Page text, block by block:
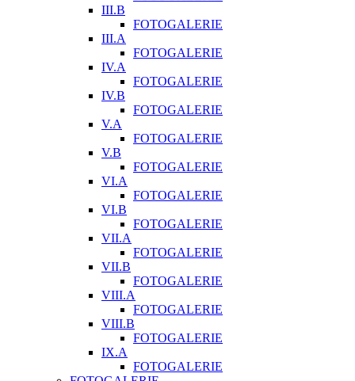
III.B
FOTOGALERIE
III.A
FOTOGALERIE
IV.A
FOTOGALERIE
IV.B
FOTOGALERIE
V.A
FOTOGALERIE
V.B
FOTOGALERIE
VI.A
FOTOGALERIE
VI.B
FOTOGALERIE
VII.A
FOTOGALERIE
VII.B
FOTOGALERIE
VIII.A
FOTOGALERIE
VIII.B
FOTOGALERIE
IX.A
FOTOGALERIE